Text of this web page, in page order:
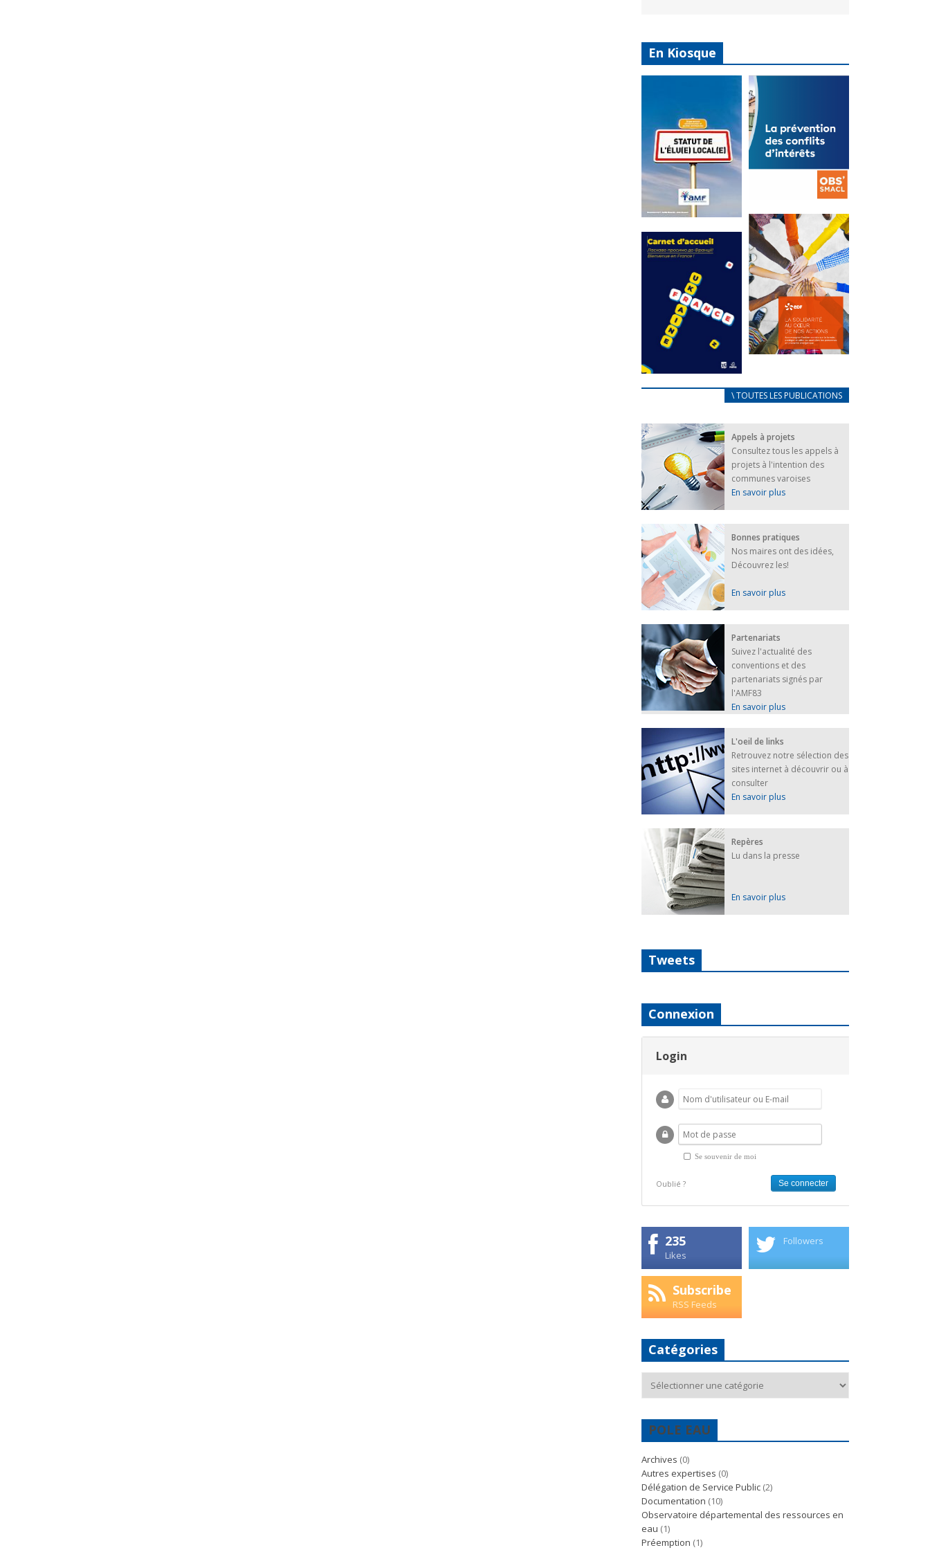
En Kiosque
Statut de
l’élu local
Mise à jour avril
2024
FEUILLETER
La
prévention
des conflits
d’intérêts
18 septembre 2023
FEUILLETER
au coeur de
nos actions
FEUILLETER
FRANÇAIS/UKRAINIEN
25 avril 2022
Afin
d’accompagner
au mieux les
réfugiés
ukrainiens arrivés
en France,...
FEUILLETER
\ TOUTES LES PUBLICATIONS
Appels à projets
Consultez tous les appels à
projets à l'intention des
communes varoises
En savoir plus
Bonnes pratiques
Nos maires ont des idées,
Découvrez les!
En savoir plus
Partenariats
Suivez l'actualité des
conventions et des
partenariats signés par
l'AMF83
En savoir plus
L'oeil de links
Retrouvez notre sélection des
sites internet à découvrir ou à
consulter
En savoir plus
Repères
Lu dans la presse
En savoir plus
Tweets
Connexion
Login
Se souvenir de moi
Oublié ?
235
Likes
Followers
Subscribe
RSS Feeds
Catégories
POLE EAU
Archives (0)
Autres expertises (0)
Délégation de Service Public (2)
Documentation (10)
Observatoire départemental des ressources en
eau (1)
Préemption (1)